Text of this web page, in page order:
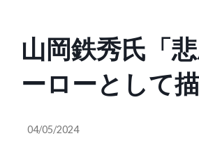
山岡鉄秀氏「
ーローとして
天草四郎。島原
04/05/2024